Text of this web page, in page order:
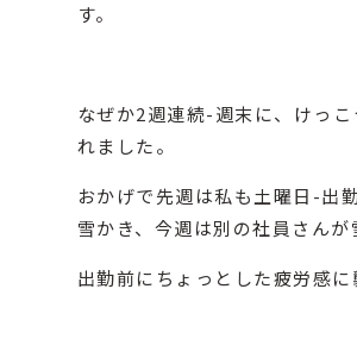
す。
なぜか2週連続-週末に、けっ
れました。
おかげで先週は私も土曜日-出
雪かき、今週は別の社員さんが
出勤前にちょっとした疲労感に